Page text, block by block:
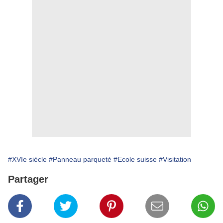
#XVIe siècle #Panneau parqueté #Ecole suisse #Visitation
Partager